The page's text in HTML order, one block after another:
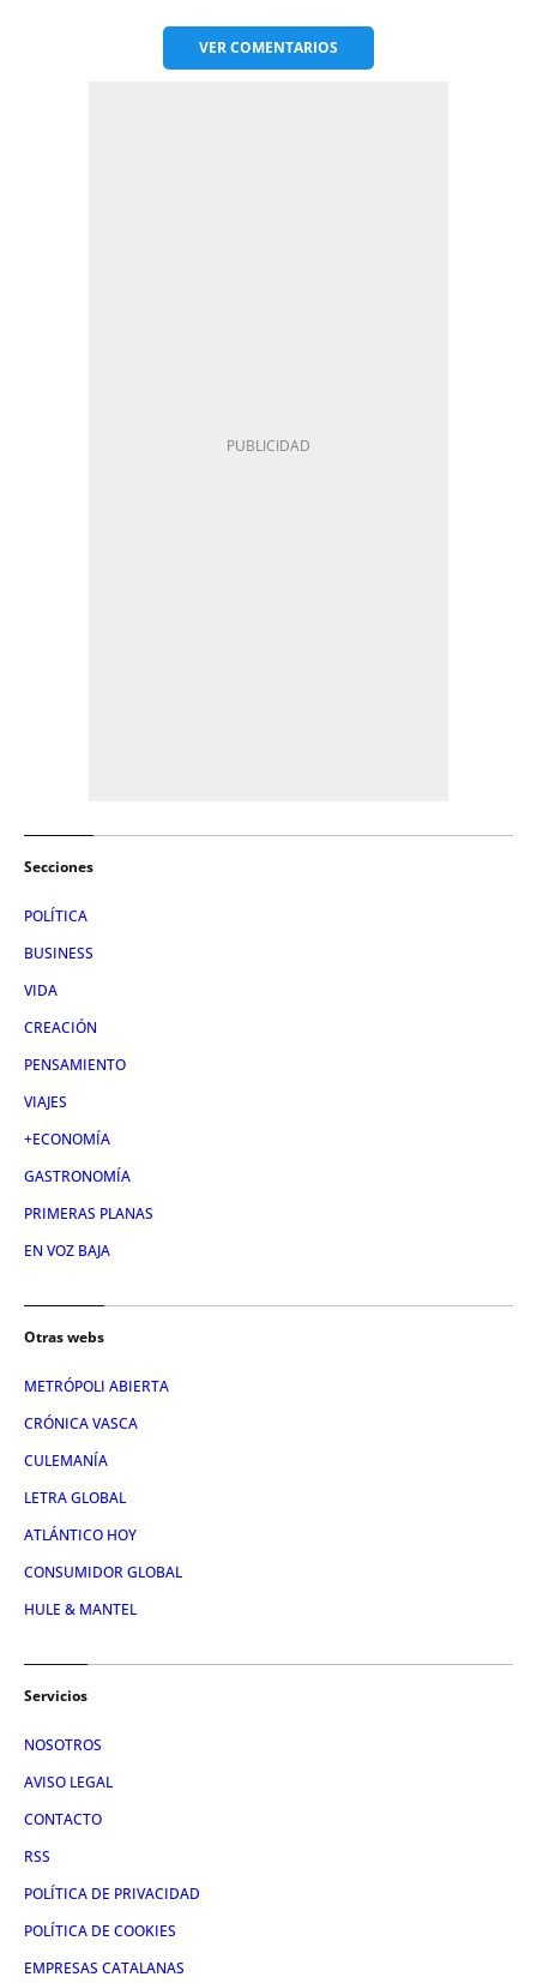
VERCOMENTARIOS
Secciones
POLÍTICA
BUSINESS
VIDA
CREACIÓN
PENSAMIENTO
VIAJES
+ECONOMÍA
GASTRONOMÍA
PRIMERAS PLANAS
EN VOZ BAJA
Otras webs
METRÓPOLI ABIERTA
CRÓNICA VASCA
CULEMANÍA
LETRA GLOBAL
ATLÁNTICO HOY
CONSUMIDOR GLOBAL
HULE & MANTEL
Servicios
NOSOTROS
AVISO LEGAL
CONTACTO
RSS
POLÍTICA DE PRIVACIDAD
POLÍTICA DE COOKIES
EMPRESAS CATALANAS